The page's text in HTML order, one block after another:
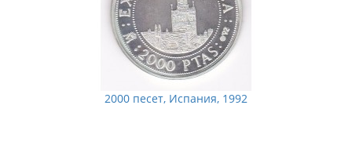
2000 песет, Испания, 1992